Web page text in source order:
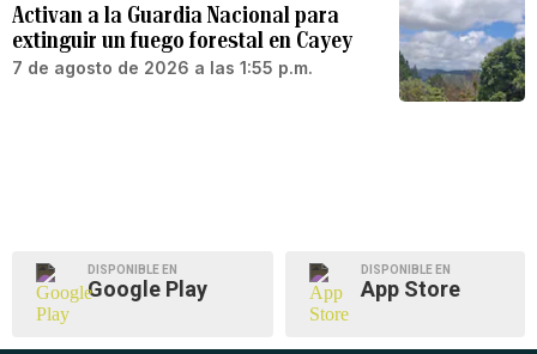
Activan a la Guardia Nacional para
extinguir un fuego forestal en Cayey
7 de agosto de 2026 a las 1:55 p.m.
DISPONIBLE EN
Google Play
DISPONIBLE EN
App Store